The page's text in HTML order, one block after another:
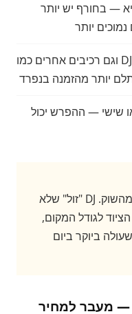
— בחורף יש יותר
יותר
שקלו חבילות משולבות שכוללות DJ וגם רכיבים אחרים כמו
יותר מהזמנה בנפרד
שישי — ההפרש יכול
היזהרו ממחיר נמוך משמעותית מהשוק. DJ "זול" שלא
לגודל המקום,
ביוקר ביום